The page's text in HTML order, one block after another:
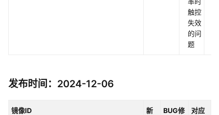
触控
失效
的问
题
发布时间：2024-12-06
镜像ID
新
BUG修
对应